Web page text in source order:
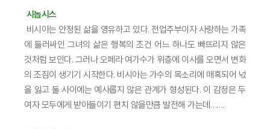
시놉시스
비시아는 안정된 삶을 영유하고 있다. 전업주부이자 사랑하는 가족
에 둘러싸인 그녀의 삶은 행복의 조건 어느 하나도 빠뜨리지 않은
것처럼 보인다. 그러나 오페라 여가수가 위층에 이사를 오면서 변화
의 조짐이 생기기 시작한다. 비시아는 가수의 목소리에 매혹되어 넋
을 잃고 둘 사이에는 예사롭지 않은 관계가 형성된다. 이 감정은 두
여자 모두에게 받아들이기 편치 않을만큼 발전해 가는데…….